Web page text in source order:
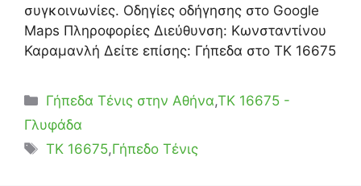
συγκοινωνίες. Οδηγίες οδήγησης στο Google
Maps Πληροφορίες Διεύθυνση: Κωνσταντίνου
Καραμανλή Δείτε επίσης: Γήπεδα στο ΤΚ 16675
Κατηγορίες
Γήπεδα Τένις στην Αθήνα,ΤΚ 16675 -
Γλυφάδα
Ετικέτες
TK 16675,Γήπεδο Τένις